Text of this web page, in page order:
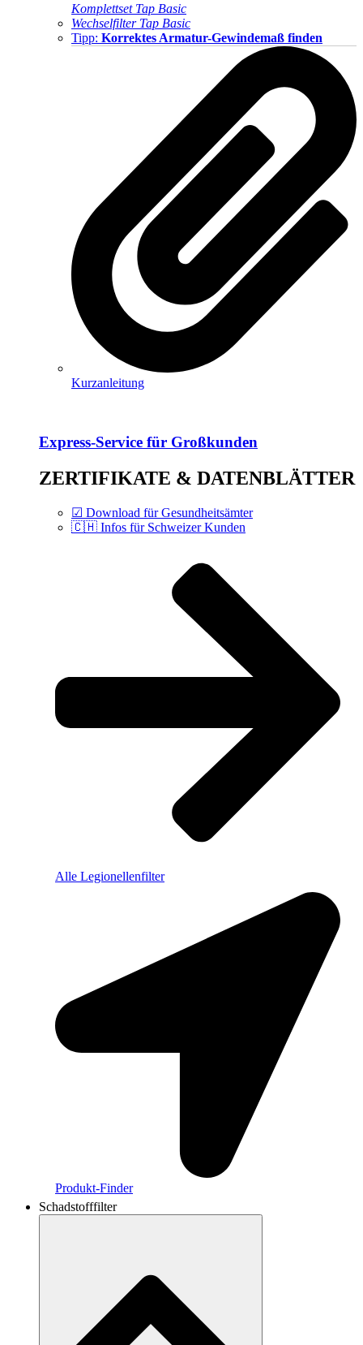
Komplettset Tap Basic
Wechselfilter Tap Basic
Tipp: Korrektes Armatur-Gewindemaß finden
Kurzanleitung
Express-Service für Großkunden
ZERTIFIKATE & DATENBLÄTTER
☑ Download für Gesundheitsämter
🇨🇭 Infos für Schweizer Kunden
Alle Legionellenfilter
Produkt-Finder
Schadstofffilter